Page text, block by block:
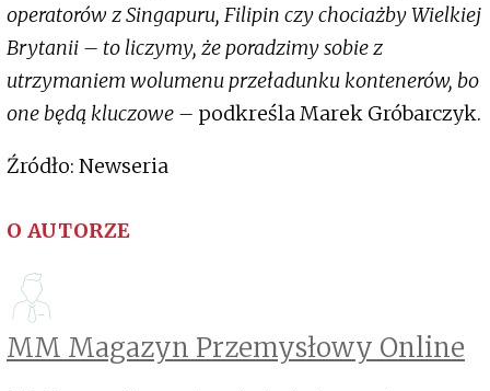
operatorów z Singapuru, Filipin czy chociażby Wielkiej
Brytanii – to liczymy, że poradzimy sobie z
utrzymaniem wolumenu przeładunku kontenerów, bo
one będą kluczowe – podkreśla Marek Gróbarczyk.
Źródło: Newseria
O AUTORZE
MM Magazyn Przemysłowy Online